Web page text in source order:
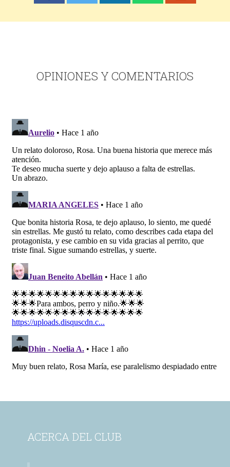
OPINIONES Y COMENTARIOS
ACERCA DEL CLUB